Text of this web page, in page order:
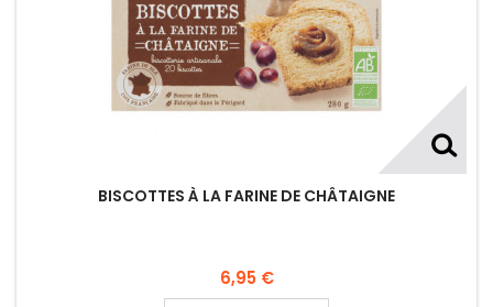
BISCOTTES À LA FARINE DE CHÂTAIGNE
6,95 €